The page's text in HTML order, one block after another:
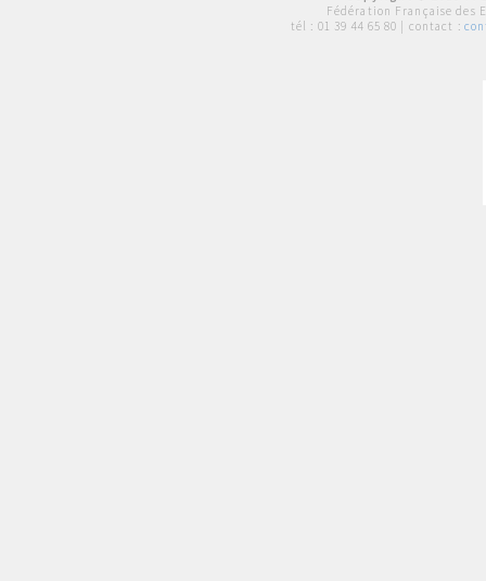
Fédération Française des
tél : 01 39 44 65 80 | contact :